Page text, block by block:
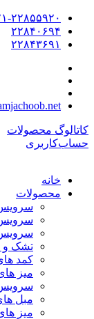
۰۲۱-
۲۲۸۴۰۶۹۴
۲۲۸۴۳۶۹۱
کاتالوگ محصولات
حساب‌کاربری
خانه
محصولات
تشک و
کمد
میز
مبل
میز